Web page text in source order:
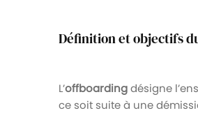
Définition et objectifs
L’offboardingdésigne
ce soit suite à une